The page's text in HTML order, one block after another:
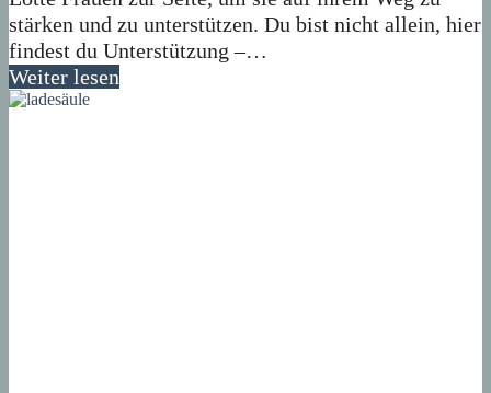
stärken und zu unterstützen. Du bist nicht allein, hier
findest du Unterstützung –…
Weiter lesen